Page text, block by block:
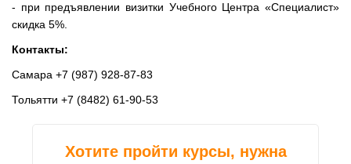
- при предъявлении визитки Учебного Центра «Специалист»
скидка 5%.
Контакты:
Самара +7 (987) 928-87-83
Тольятти +7 (8482) 61-90-53
Хотите пройти курсы, нужна